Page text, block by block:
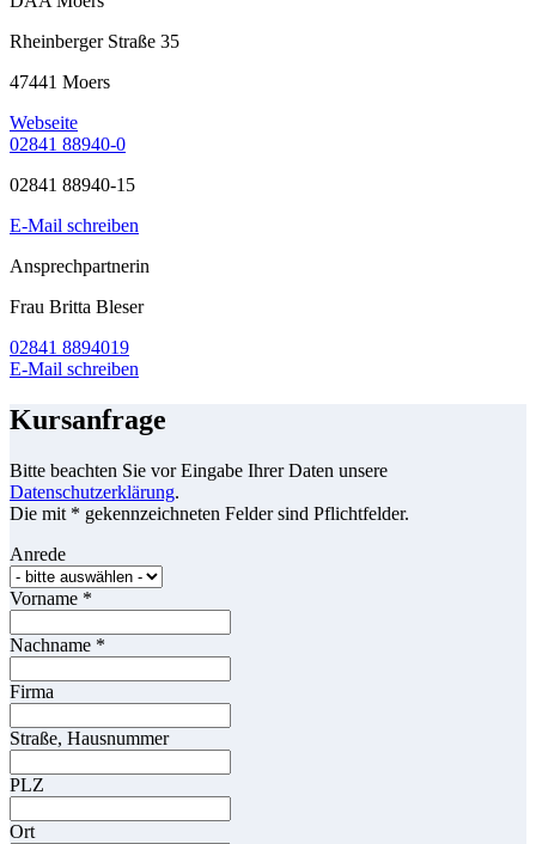
Rheinberger Straße 35
47441 Moers
Webseite
02841 88940-0
02841 88940-15
E-Mail schreiben
Ansprechpartnerin
Frau Britta Bleser
02841 8894019
E-Mail schreiben
Kursanfrage
Bitte beachten Sie vor Eingabe Ihrer Daten unsere
Datenschutzerklärung.
Die mit * gekennzeichneten Felder sind Pflichtfelder.
Anrede
Vorname *
Nachname *
Firma
Straße, Hausnummer
PLZ
Ort